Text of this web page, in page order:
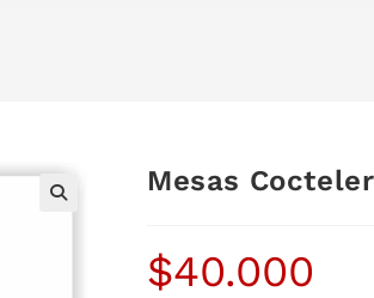
Mesas
$40.000